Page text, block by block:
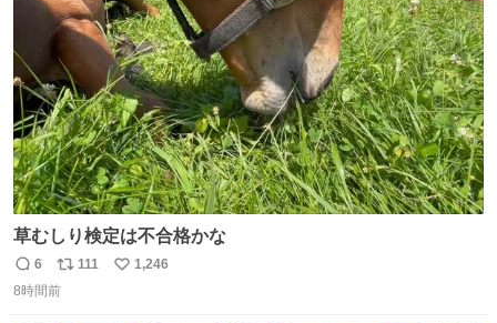
数
草むしり検定は不合格かな
返
信
6
リ
ポ
111
い
1,246
8時間前